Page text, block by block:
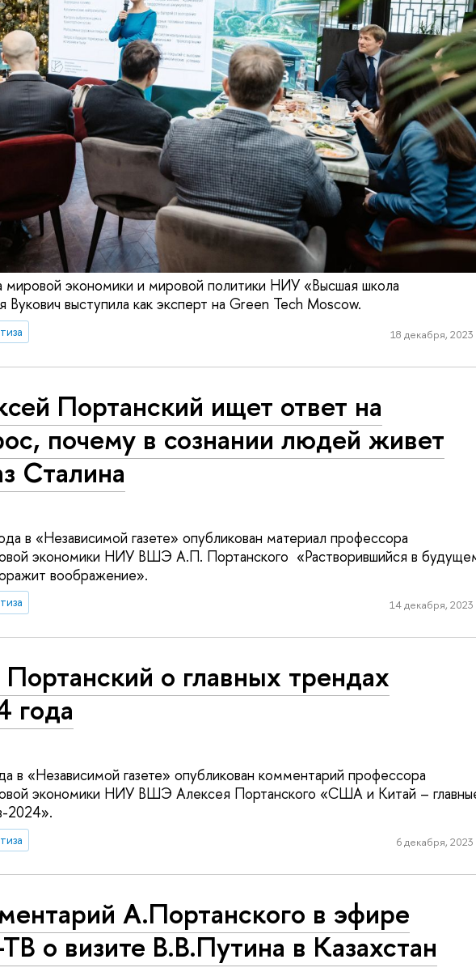
мировой экономики и мировой политики НИУ «Высшая школа
Вукович выступила как эксперт на Green Tech Moscow.
18 декабря, 2023
Портанский ищет ответ на
почему в сознании людей живет
Сталина
в «Независимой газете» опубликован материал профессора
экономики НИУ ВШЭ А.П. Портанского «Растворившийся в
воображение».
14 декабря, 2023
о главных трендах
года
в «Независимой газете» опубликован комментарий профессора
экономики НИУ ВШЭ Алексея Портанского «США и Китай –
2024».
6 декабря, 2023
А.Портанского в эфире
о визите В.В.Путина в Казахстан